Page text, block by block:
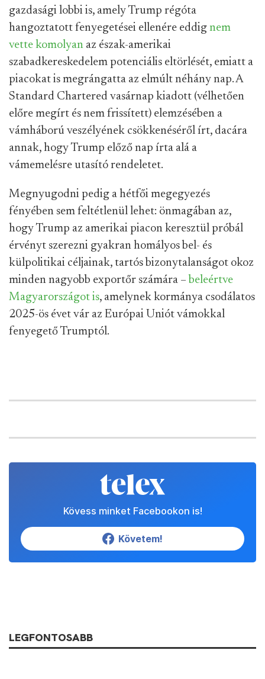
gazdasági lobbi is, amely Trump régóta
hangoztatott fenyegetései ellenére eddig nem
vette komolyan az észak-amerikai
szabadkereskedelem potenciális eltörlését, emiatt a
piacokat is megrángatta az elmúlt néhány nap. A
Standard Chartered vasárnap kiadott (vélhetően
előre megírt és nem frissített) elemzésében a
vámháború veszélyének csökkenéséről írt, dacára
annak, hogy Trump előző nap írta alá a
vámemelésre utasító rendeletet.
Megnyugodni pedig a hétfői megegyezés
fényében sem feltétlenül lehet: önmagában az,
hogy Trump az amerikai piacon keresztül próbál
érvényt szerezni gyakran homályos bel- és
külpolitikai céljainak, tartós bizonytalanságot okoz
minden nagyobb exportőr számára – beleértve
Magyarországot is, amelynek kormánya csodálatos
2025-ös évet vár az Európai Uniót vámokkal
fenyegető Trumptól.
Kövess minket Facebookon is!
Követem!
LEGFONTOSABB